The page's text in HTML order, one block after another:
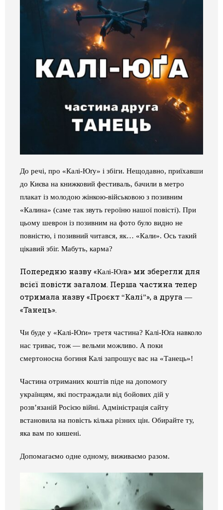
До речі, про «Калі-Юґу» і збіги. Нещодавно, приїхавши
до Києва на книжковий фестиваль, бачили в метро
плакат із молодою жінкою-військовою з позивним
«Калина» (саме так звуть героїню нашої повісті). При
цьому шеврон із позивним на фото було видно не
повністю, і позивний читався, як… «Кали». Ось такий
цікавий збіг. Мабуть, карма?
Попередню назву «Калі-Юґа» ми зберегли для
всієї повісти загалом. Перша частина тепер
отримала назву «Проєкт “Калі”», а друга —
«Танець».
Чи буде у «Калі-Юґи» третя частина? Калі-Юґа навколо
нас триває, тож — вельми можливо. А поки
смертоносна богиня Калі запрошує вас на «Танець»!
Частина отриманих коштів піде на допомогу
українцям, які постраждали від бойових дій у
розв’язаній Росією війні. Адміністрація сайту
встановила на повість кілька різних цін. Обирайте ту,
яка вам по кишені.
Допомагаємо одне одному, виживаємо разом.